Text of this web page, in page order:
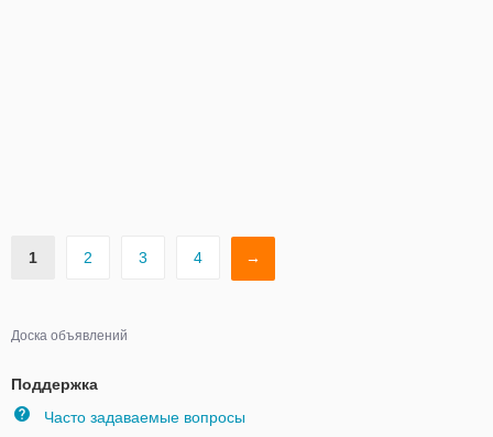
1 2 3 4 →
Доска объявлений
Поддержка
Часто задаваемые вопросы